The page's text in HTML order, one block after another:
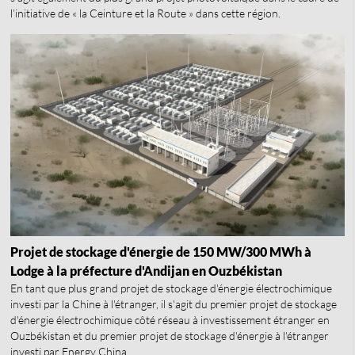
l’initiative de « la Ceinture et la Route » dans cette région.
Projet de stockage d'énergie de 150 MW/300 MWh à
Lodge à la préfecture d'Andijan en Ouzbékistan
En tant que plus grand projet de stockage d'énergie électrochimique
investi par la Chine à l'étranger, il s'agit du premier projet de stockage
d'énergie électrochimique côté réseau à investissement étranger en
Ouzbékistan et du premier projet de stockage d'énergie à l'étranger
investi par Energy China.